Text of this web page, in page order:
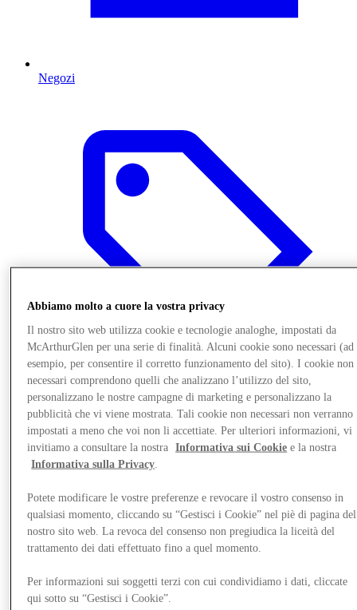
Negozi
Offerte
Abbiamo molto a cuore la vostra privacy
Il nostro sito web utilizza cookie e tecnologie analoghe, impostati da
McArthurGlen per una serie di finalità. Alcuni cookie sono necessari (ad
esempio, per consentire il corretto funzionamento del sito). I cookie non
necessari comprendono quelli che analizzano l’utilizzo del sito,
personalizzano le nostre campagne di marketing e personalizzano la
pubblicità che vi viene mostrata. Tali cookie non necessari non verranno
impostati a meno che voi non li accettiate. Per ulteriori informazioni, vi
invitiamo a consultare la nostra
Informativa sui Cookie e la nostra
Informativa sulla Privacy
Potete modificare le vostre preferenze e revocare il vostro consenso in
qualsiasi momento, cliccando su “Gestisci i Cookie” nel piè di pagina del
nostro sito web. La revoca del consenso non pregiudica la liceità del
trattamento dei dati effettuato fino a quel momento.
Per informazioni sui soggetti terzi con cui condividiamo i dati, cliccate
qui sotto su “Gestisci i Cookie”.